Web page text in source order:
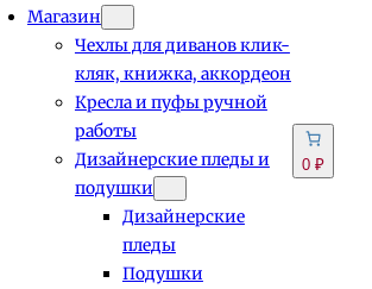
Магазин
Чехлы для диванов клик-
кляк, книжка, аккордеон
Кресла и пуфы ручной
работы
Дизайнерские пледы и
подушки
Дизайнерские
пледы
Подушки
0 ₽